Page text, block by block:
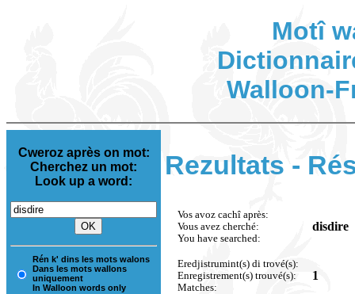
Motî
Walloon-
Cweroz après on mot:
Cherchez un mot:
Look up a word:
Rén k' dins les mots walons
Dans les mots wallons
uniquement
In Walloon words only
Rezultats -
Vos avoz cachî après:
Vous avez cherché:
You have searched:
disdire
Eredjistrumint(s) di trové(s):
Enregistrement(s) trouvé(s):
Matches:
1